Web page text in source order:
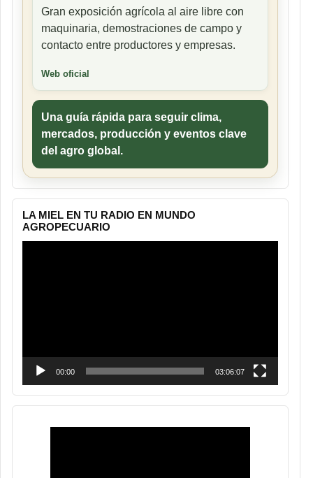
Gran exposición agrícola al aire libre con
maquinaria, demostraciones de campo y
contacto entre productores y empresas.
Web oficial
Una guía rápida para seguir clima,
mercados, producción y eventos clave
del agro global.
LA MIEL EN TU RADIO EN MUNDO
AGROPECUARIO
00:00 03:06:07